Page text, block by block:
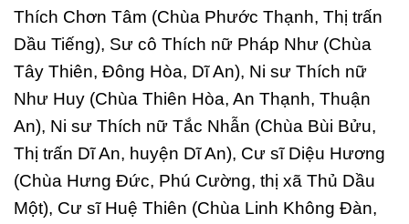
Thích Chơn Tâm (Chùa Phước Thạnh, Thị trấn
Dầu Tiếng), Sư cô Thích nữ Pháp Như (Chùa
Tây Thiên, Đông Hòa, Dĩ An), Ni sư Thích nữ
Như Huy (Chùa Thiên Hòa, An Thạnh, Thuận
An), Ni sư Thích nữ Tắc Nhẫn (Chùa Bùi Bửu,
Thị trấn Dĩ An, huyện Dĩ An), Cư sĩ Diệu Hương
(Chùa Hưng Đức, Phú Cường, thị xã Thủ Dầu
Một), Cư sĩ Huệ Thiên (Chùa Linh Không Đàn,